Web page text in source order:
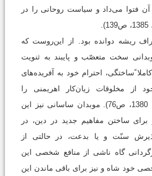
فتوا می‌داد و سیاست روحانی را در
ریشه دوانده بود. از این‌روست که
سخت متعصّب و پایبند به ثنویت
ًساختگی، احترام خود به آفریده‌های
از مخلوقات زیان‌کار اهریمنی را
نمایانده‌اند (رضائی باغ‌بیدی، 1380، ص76). موبدان ساسانی نیز این
برای ساختن مفاهیم جدید در دین، در
سنّت و یا بدعت، در حالتی از
گاه ناشی از منافع شخصی این
خود شاه و نیز برای باقی ماندن این